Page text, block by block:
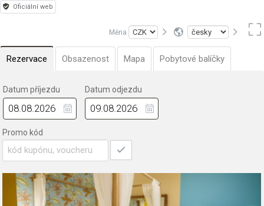
Oficiální web
Měna
Rezervace Obsazenost Mapa Pobytové balíčky
Datum příjezdu Datum odjezdu
Promo kód